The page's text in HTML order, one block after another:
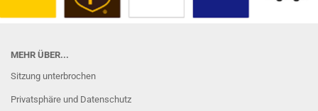
MEHR ÜBER...
Sitzung unterbrochen
Privatsphäre und Datenschutz